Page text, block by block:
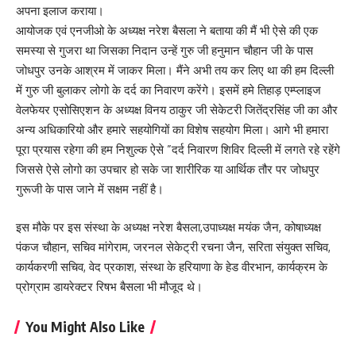
अपना इलाज कराया।
आयोजक एवं एनजीओ के अध्यक्ष नरेश बैसला ने बताया की मैं भी ऐसे की एक
समस्या से गुजरा था जिसका निदान उन्हें गुरु जी हनुमान चौहान जी के पास
जोधपुर उनके आश्रम में जाकर मिला। मैंने अभी तय कर लिए था की हम दिल्ली
में गुरु जी बुलाकर लोगो के दर्द का निवारण करेंगे। इसमें हमे तिहाड़ एम्प्लाइज
वेलफेयर एसोसिएशन के अध्यक्ष विनय ठाकुर जी सेकेटरी जितेंद्रसिंह जी का और
अन्य अधिकारियो और हमारे सहयोगियों का विशेष सहयोग मिला। आगे भी हमारा
पूरा प्रयास रहेगा की हम निशुल्क ऐसे ”दर्द निवारण शिविर दिल्ली में लगते रहे रहेंगे
जिससे ऐसे लोगो का उपचार हो सके जा शारीरिक या आर्थिक तौर पर जोधपुर
गुरूजी के पास जाने में सक्षम नहीं है।
इस मौके पर इस संस्था के अध्यक्ष नरेश बैसला,उपाध्यक्ष मयंक जैन, कोषाध्यक्ष
पंकज चौहान, सचिव मांगेराम, जरनल सेकेट्री रचना जैन, सरिता संयुक्त सचिव,
कार्यकरणी सचिव, वेद प्रकाश, संस्था के हरियाणा के हेड वीरभान, कार्यक्रम के
प्रोग्राम डायरेक्टर रिषभ बैसला भी मौजूद थे।
You Might Also Like